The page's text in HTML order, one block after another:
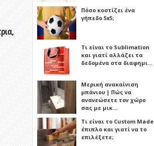
Πόσο κοστίζει ένα
γήπεδο 5x5;
Τι είναι το Sublimation
και γιατί αλλάζει τα
δεδομένα στα διαφημι…
Μερική ανακαίνιση
μπάνιου | Πώς να
ανανεώσετε τον χώρο
σας με μικ…
Τι είναι το Custom Made
έπιπλο και γιατί να το
επιλέξετε;